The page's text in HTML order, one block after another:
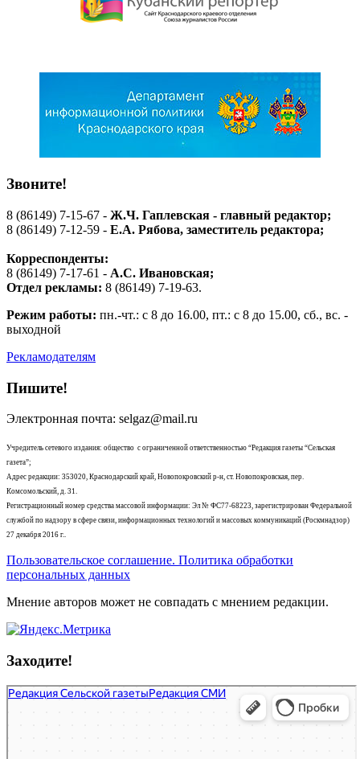
Звоните!
8 (86149) 7-15-67 - Ж.Ч. Гаплевская - главный редактор;
8 (86149) 7-12-59 - Е.А. Рябова, заместитель редактора;
Корреспонденты:
8 (86149) 7-17-61 - А.С. Ивановская;
Отдел рекламы: 8 (86149) 7-19-63.
Режим работы: пн.-чт.: с 8 до 16.00, пт.: с 8 до 15.00, сб., вс. -
выходной
Рекламодателям
Пишите!
Электронная почта: selgaz@mail.ru
Учредитель сетевого издания: общество с ограниченной ответственностью “Редакция газеты “Сельская
газета”;
Адрес редакции: 353020, Краснодарский край, Новопокровский р-н, ст. Новопокровская, пер.
Комсомольский, д. 31.
Регистрационный номер средства массовой информации: Эл № ФС77-68223, зарегистрирован Федеральной
службой по надзору в сфере связи, информационных технологий и массовых коммуникаций (Роскмнадзор)
27 декабря 2016 г..
Пользовательское соглашение. Политика обработки
персональных данных
Мнение авторов может не совпадать с мнением редакции.
Заходите!